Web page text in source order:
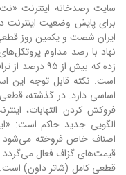
سایت رصدخانه اینترنت
برای پایش وضعیت اینترنت
ایران شصت و یکمین روز
نهاد با رصد مداوم
زده که بیش از
است. نکته قابل توجه این
اساسی دارد. در گذشته،
فروکش کردن التهابات،
الگویی جدید حاکم است:
اصناف خاص فروخته می‌شود
قیمت‌های گزاف فعال می‌گردد.
قطعی کامل (شاتر داون)